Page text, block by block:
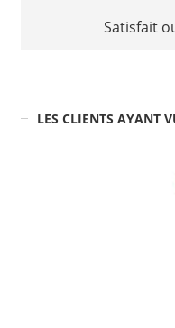
Satisfait
LES CLIENTS AYANT